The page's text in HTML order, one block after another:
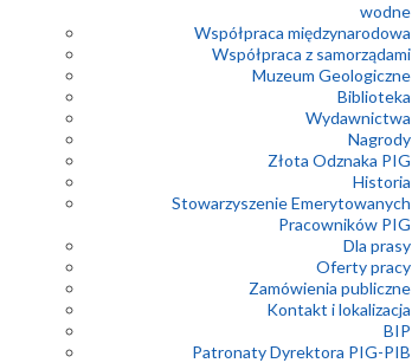
wodne
Współpraca międzynarodowa
Współpraca z samorządami
Muzeum Geologiczne
Biblioteka
Wydawnictwa
Nagrody
Złota Odznaka PIG
Historia
Stowarzyszenie Emerytowanych
Pracowników PIG
Dla prasy
Oferty pracy
Zamówienia publiczne
Kontakt i lokalizacja
BIP
Patronaty Dyrektora PIG-PIB